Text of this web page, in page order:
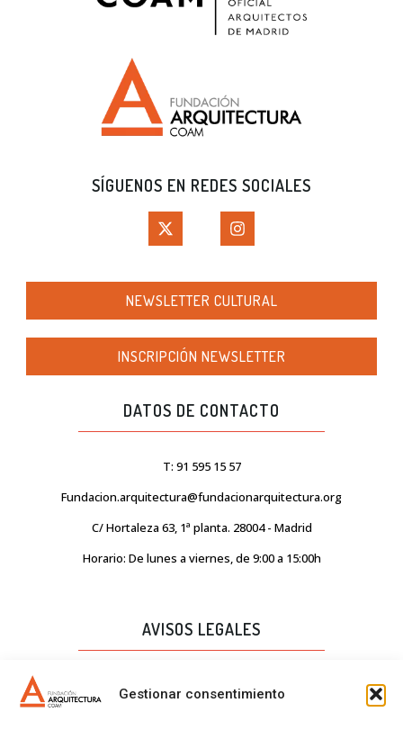
Gestionar consentimiento
SÍGUENOS EN REDES SOCIALES
NEWSLETTER CULTURAL
INSCRIPCIÓN NEWSLETTER
DATOS DE CONTACTO
T: 91 595 15 57
Fundacion.arquitectura@fundacionarquitectura.org
C/ Hortaleza 63, 1ª planta. 28004 - Madrid
Horario: De lunes a viernes, de 9:00 a 15:00h
AVISOS LEGALES